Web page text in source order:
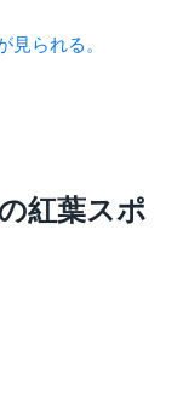
見られる。
紅葉スポ